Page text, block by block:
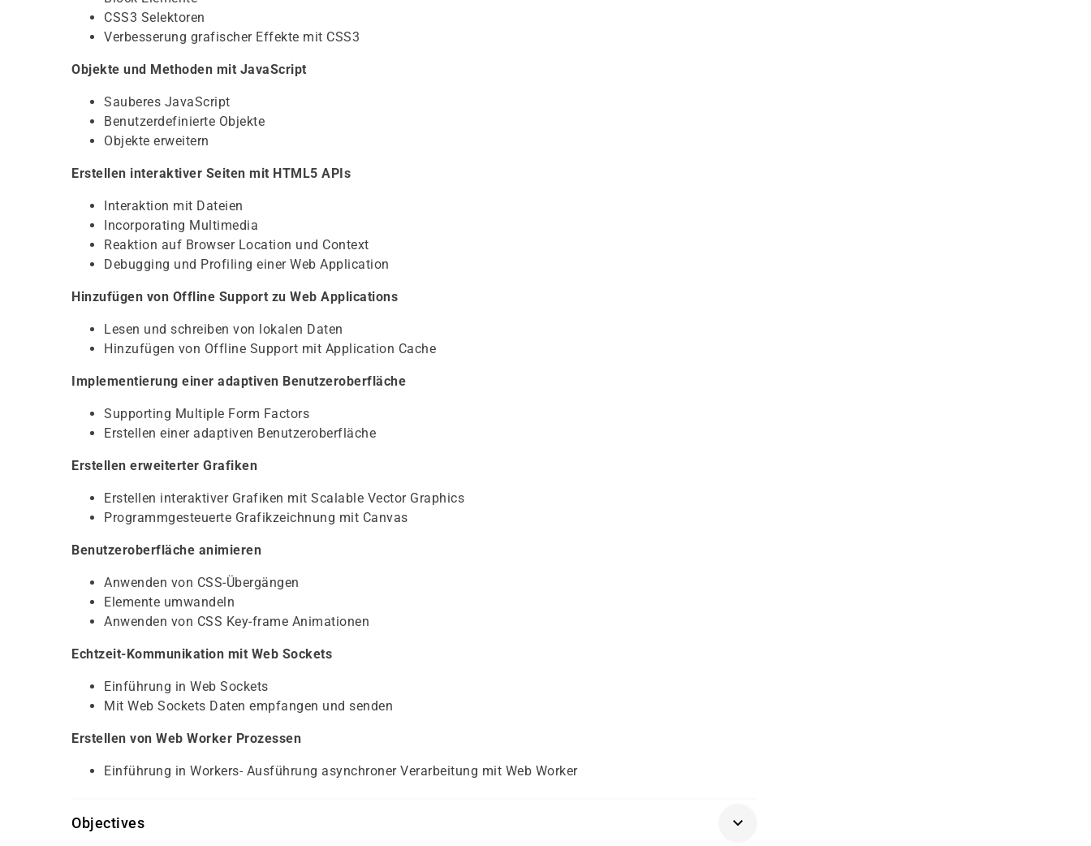
CSS3 Selektoren
Verbesserung grafischer Effekte mit CSS3
Objekte und Methoden mit JavaScript
Sauberes JavaScript
Benutzerdefinierte Objekte
Objekte erweitern
Erstellen interaktiver Seiten mit HTML5 APIs
Interaktion mit Dateien
Incorporating Multimedia
Reaktion auf Browser Location und Context
Debugging und Profiling einer Web Application
Hinzufügen von Offline Support zu Web Applications
Lesen und schreiben von lokalen Daten
Hinzufügen von Offline Support mit Application Cache
Implementierung einer adaptiven Benutzeroberfläche
Supporting Multiple Form Factors
Erstellen einer adaptiven Benutzeroberfläche
Erstellen erweiterter Grafiken
Erstellen interaktiver Grafiken mit Scalable Vector Graphics
Programmgesteuerte Grafikzeichnung mit Canvas
Benutzeroberfläche animieren
Anwenden von CSS-Übergängen
Elemente umwandeln
Anwenden von CSS Key-frame Animationen
Echtzeit-Kommunikation mit Web Sockets
Einführung in Web Sockets
Mit Web Sockets Daten empfangen und senden
Erstellen von Web Worker Prozessen
Einführung in Workers- Ausführung asynchroner Verarbeitung mit Web Worker
Objectives